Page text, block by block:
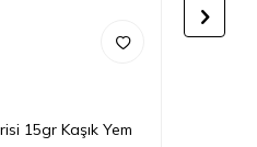
15gr Kaşık Yem